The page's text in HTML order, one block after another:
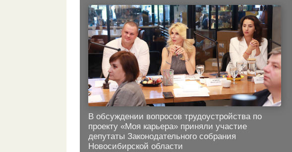
В обсуждении вопросов трудоустройства по
проекту «Моя карьера» приняли участие
депутаты Законодательного собрания
Новосибирской области